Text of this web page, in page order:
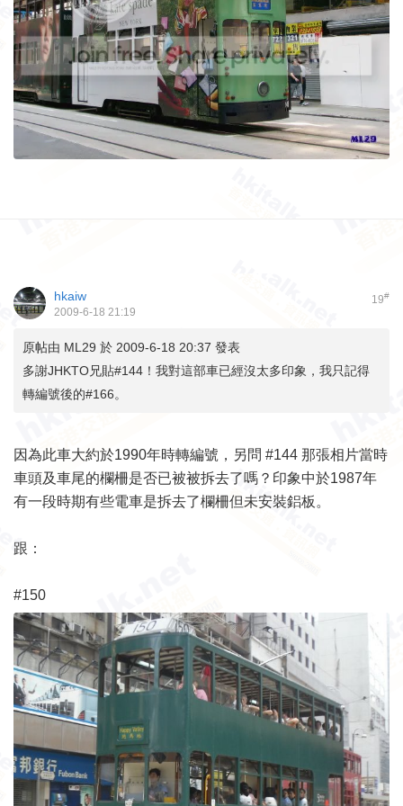
19#
hkaiw
2009-6-18 21:19
原帖由 ML29 於 2009-6-18 20:37 發表
多謝JHKTO兄貼#144！我對這部車已經沒太多印象，我只記得
轉編號後的#166。
因為此車大約於1990年時轉編號，另問 #144 那張相片當時
車頭及車尾的欄柵是否已被被拆去了嗎？印象中於1987年
有一段時期有些電車是拆去了欄柵但未安裝鋁板。
跟：
#150